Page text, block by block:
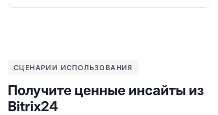
СЦЕНАРИИ ИСПОЛЬЗОВАНИЯ
Получите ценные инсайты из
Bitrix24